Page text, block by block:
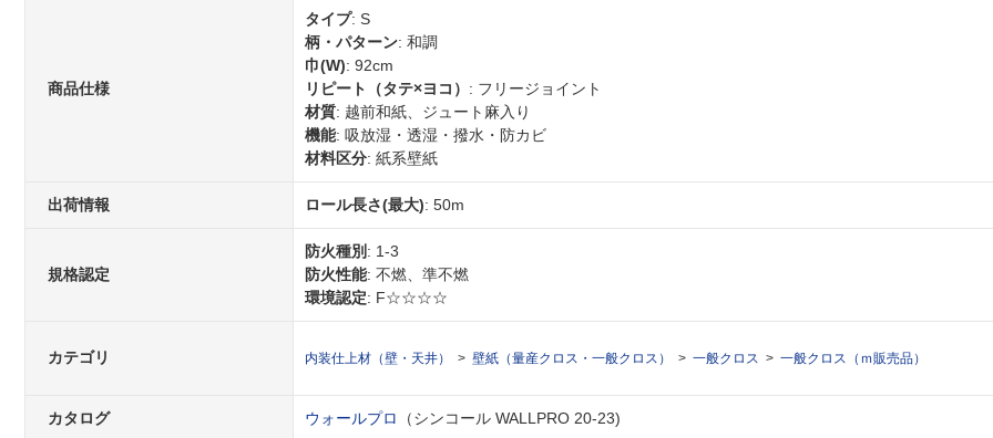
商品仕様
タイプ: S
柄・パターン: 和調
巾(W): 92cm
リピート（タテ×ヨコ） : フリージョイント
材質: 越前和紙、ジュート麻入り
機能: 吸放湿・透湿・撥水・防カビ
材料区分: 紙系壁紙
出荷情報 ロール長さ(最大): 50m
規格認定
防火種別 : 1-3
防火性能: 不燃、準不燃
環境認定: F☆☆☆☆
カテゴリ 内装仕上材（壁・天井） 壁紙（量産クロス・一般クロス） 一般クロス 一般クロス（ｍ販売品）
カタログ ウォールプロ （シンコール WALLPRO 20-23)